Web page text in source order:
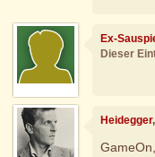
Ex-
Dieser
Heidegger